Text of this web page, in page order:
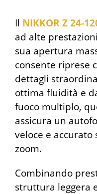
Il NIKKOR Z 24-
ad alte
sua apertura
consente riprese
dettagli
ottima fluidità e
fuoco multiplo,
assicura un
veloce e
zoom.
Combinando
struttura leggera